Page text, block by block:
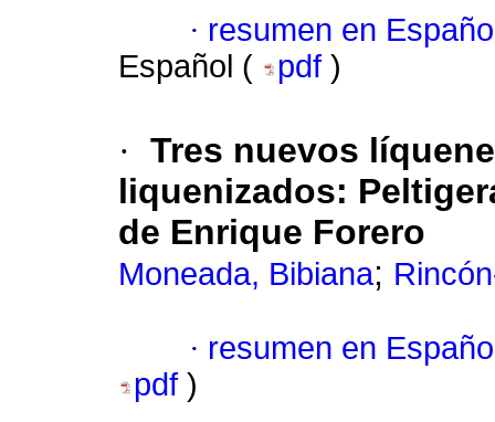
· resumen en
Español (
pdf )
· Tres nuevos
liquenizados:
de Enrique Forero
Moneada, Bibiana;
· resumen en
pdf )